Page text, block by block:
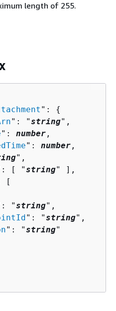
length of 255.
": {
": "string",
": number ,
": number ,
",
[ "string" ],
[
"string",
": "string",
": "string"